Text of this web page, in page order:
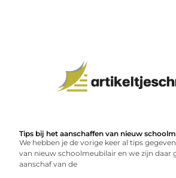
Tips bij het aanschaffen van nieuw
We hebben je de vorige keer al tips
van nieuw schoolmeubilair en we zijn daar
aanschaf van de